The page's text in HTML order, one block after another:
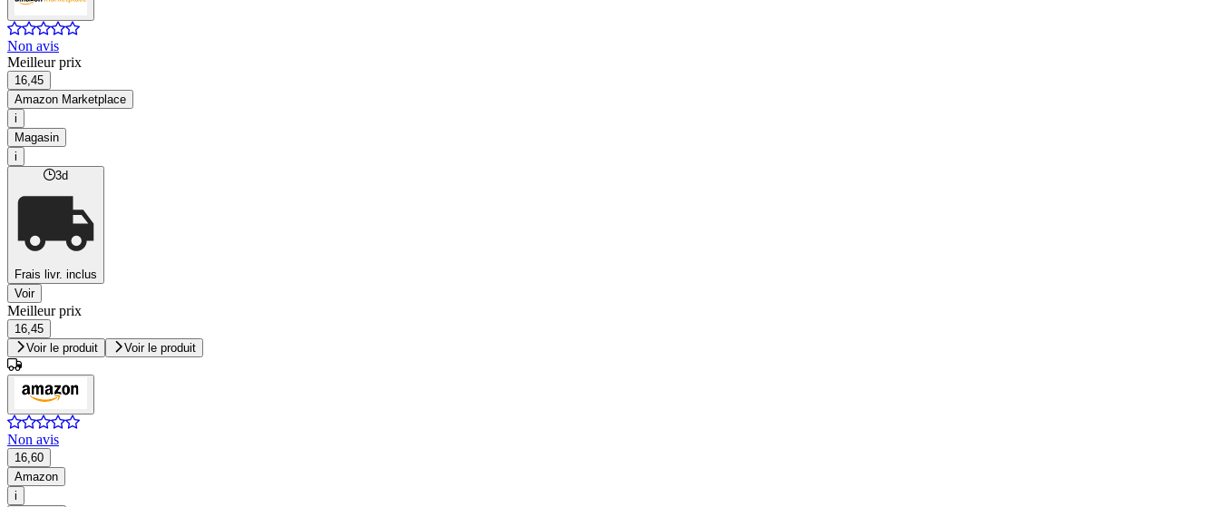
Non avis
Meilleur prix
16,45
Amazon Marketplace
i
Magasin
i
3d
Frais livr. inclus
Voir
Meilleur prix
16,45
Voir le produit
Voir le produit
Non avis
16,60
Amazon
i